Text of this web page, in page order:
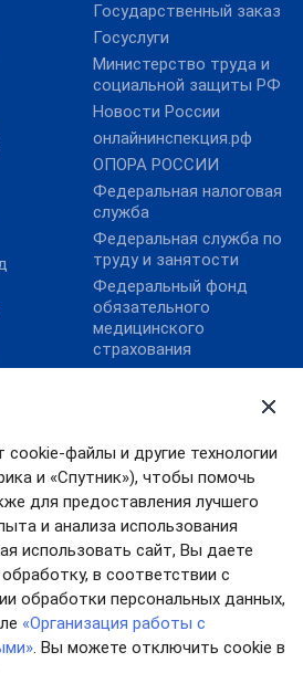
cookie-файлы и другие технологии
и «Спутник»), чтобы помочь
для предоставления лучшего
и анализа использования
использовать сайт, Вы даете
в соответствии с
обработки персональных данных,
«Организация работы с
. Вы можете отключить cookie в
Государственный заказ
Госуслуги
Министерство труда и
социальной защиты РФ
Новости России
онлайнинспекция.рф
ОПОРА РОССИИ
Федеральная налоговая
служба
Федеральная служба по
труду и занятости
Федеральный фонд
обязательного
медицинского
страхования